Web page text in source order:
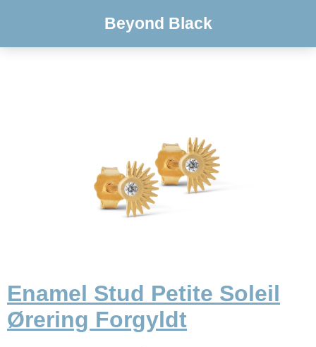
Beyond Black
Enamel Stud Petite Soleil
Ørering Forgyldt